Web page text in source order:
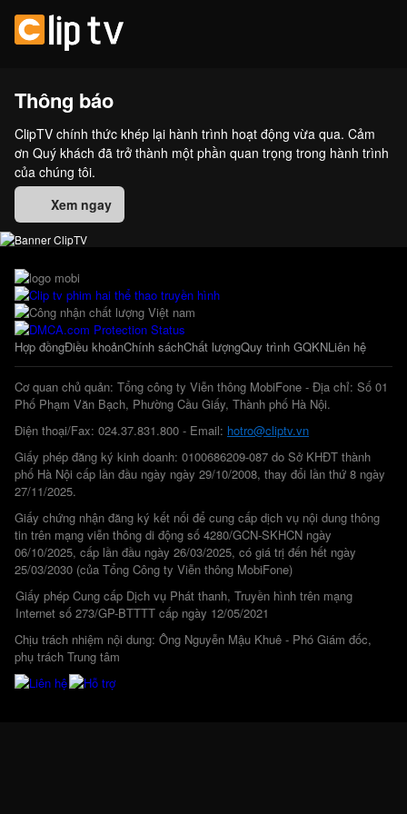
Thông báo
ClipTV chính thức khép lại hành trình hoạt động vừa qua. Cảm
ơn Quý khách đã trở thành một phần quan trọng trong hành trình
của chúng tôi.
Xem ngay
Hợp đồngĐiều khoảnChính sáchChất lượngQuy trình GQKNLiên hệ
Cơ quan chủ quản: Tổng công ty Viễn thông MobiFone - Địa chỉ: Số 01
Phố Phạm Văn Bạch, Phường Cầu Giấy, Thành phố Hà Nội.
Điện thoại/Fax: 024.37.831.800 - Email: hotro@cliptv.vn
Giấy phép đăng ký kinh doanh: 0100686209-087 do Sở KHĐT thành
phố Hà Nội cấp lần đầu ngày ngày 29/10/2008, thay đổi lần thứ 8 ngày
27/11/2025.
Giấy chứng nhận đăng ký kết nối để cung cấp dịch vụ nội dung thông
tin trên mạng viễn thông di động số 4280/GCN-SKHCN ngày
06/10/2025, cấp lần đầu ngày 26/03/2025, có giá trị đến hết ngày
25/03/2030 (của Tổng Công ty Viễn thông MobiFone)
Giấy phép Cung cấp Dịch vụ Phát thanh, Truyền hình trên mạng
Internet số 273/GP-BTTTT cấp ngày 12/05/2021
Chịu trách nhiệm nội dung: Ông Nguyễn Mậu Khuê - Phó Giám đốc,
phụ trách Trung tâm